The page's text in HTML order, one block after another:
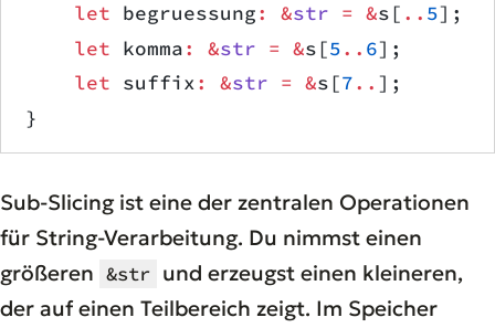
    let
begruessung: &str = &s[ .. 5
    let
komma: &str = &s[5.. 6
    let
suffix: &str = &s[7..
}
Sub-Slicing ist eine der zentralen Operationen
für String-Verarbeitung. Du nimmst einen
größeren &str und erzeugst einen kleineren,
der auf einen Teilbereich zeigt. Im Speicher